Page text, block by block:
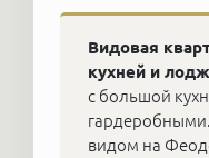
Видовая
кухней и
с большой
видом на